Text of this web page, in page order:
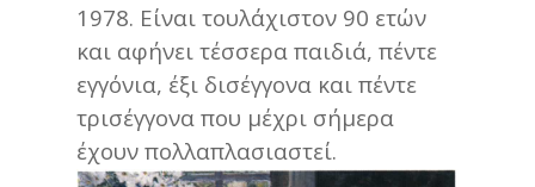
1978. Είναι τουλάχιστον 90 ετών
και αφήνει τέσσερα παιδιά, πέντε
εγγόνια, έξι δισέγγονα και πέντε
τρισέγγονα που μέχρι σήμερα
έχουν πολλαπλασιαστεί.